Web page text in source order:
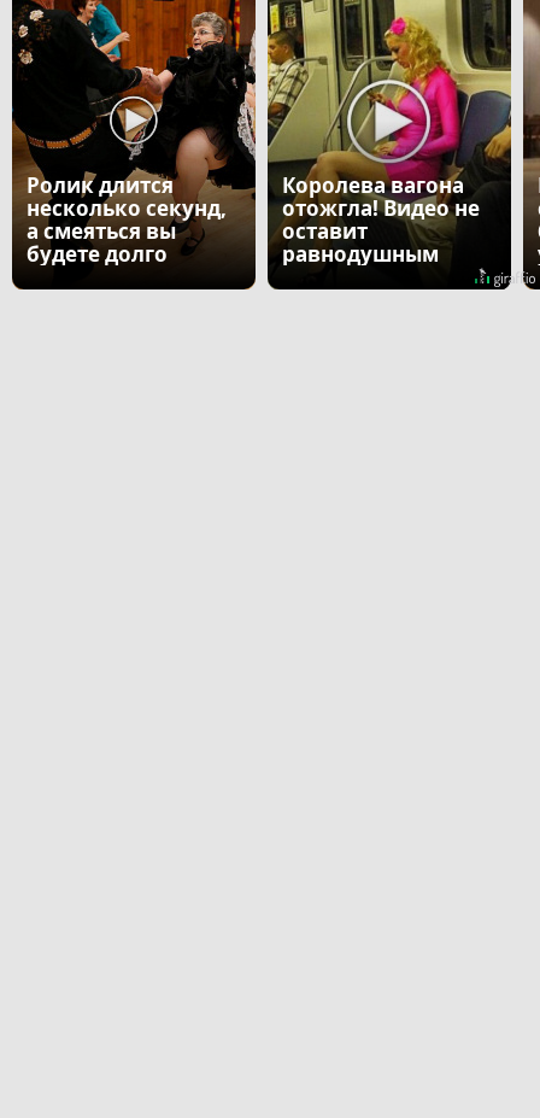
Ролик длится
несколько секунд,
а смеяться вы
будете долго
Королева вагона
отожгла! Видео не
оставит
равнодушным